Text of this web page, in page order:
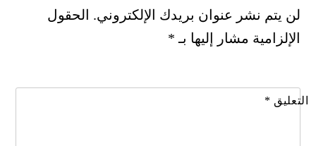
لن يتم نشر عنوان بريدك الإلكتروني. الحقول
الإلزامية مشار إليها بـ *
التعليق *